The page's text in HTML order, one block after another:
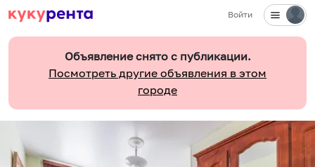
Войти
Объявление снято с публикации.
Посмотреть другие объявления в этом
городе